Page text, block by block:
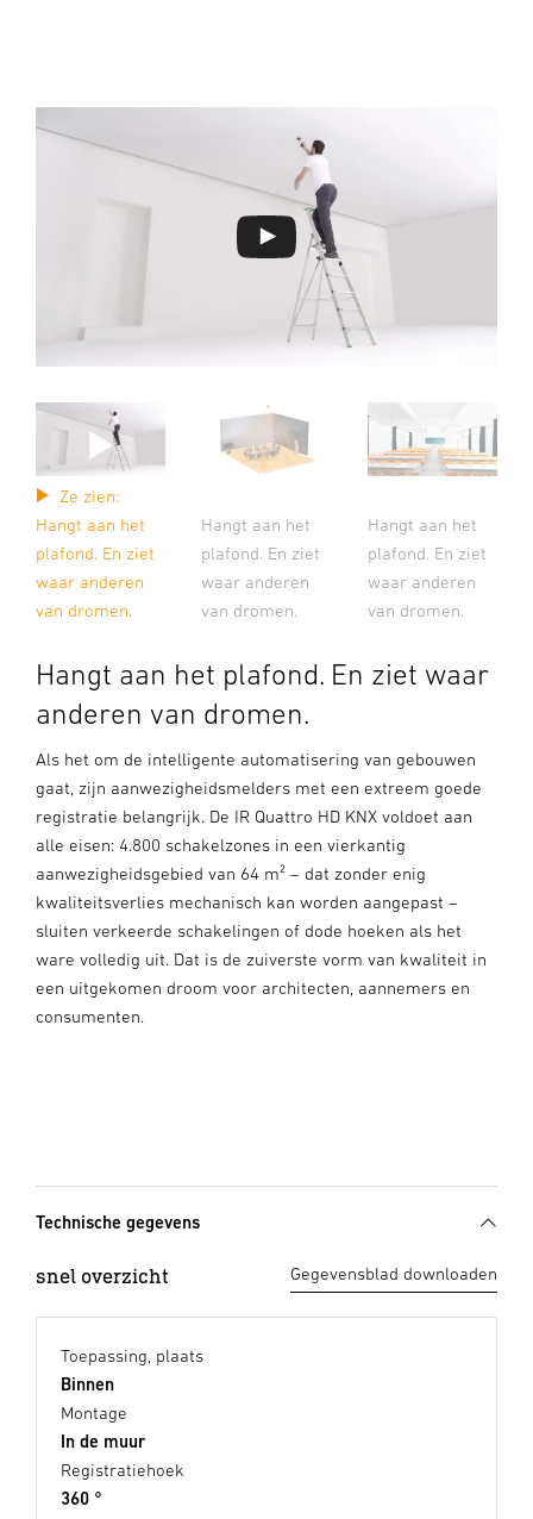
Ze zien:
Hangt aan het
plafond. En ziet
waar anderen
van dromen.
Hangt aan het
plafond. En ziet
waar anderen
van dromen.
Hangt aan het
plafond. En ziet
waar anderen
van dromen.
Hangt aan het plafond. En ziet waar
anderen van dromen.
Als het om de intelligente automatisering van gebouwen
gaat, zijn aanwezigheidsmelders met een extreem goede
registratie belangrijk. De IR Quattro HD KNX voldoet aan
alle eisen: 4.800 schakelzones in een vierkantig
aanwezigheidsgebied van 64 m² – dat zonder enig
kwaliteitsverlies mechanisch kan worden aangepast –
sluiten verkeerde schakelingen of dode hoeken als het
ware volledig uit. Dat is de zuiverste vorm van kwaliteit in
een uitgekomen droom voor architecten, aannemers en
consumenten.
Technische gegevens
snel overzicht Gegevensblad downloaden
Toepassing, plaats
Binnen
Montage
In de muur
Registratiehoek
360 °